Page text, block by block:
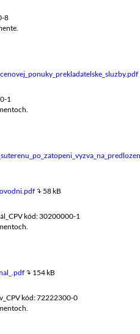
8
1
58 kB
kód: 30200000-1
154 kB
kód: 72222300-0